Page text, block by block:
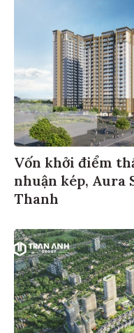
Vốn khởi điểm
nhuận kép, Aura
Thanh